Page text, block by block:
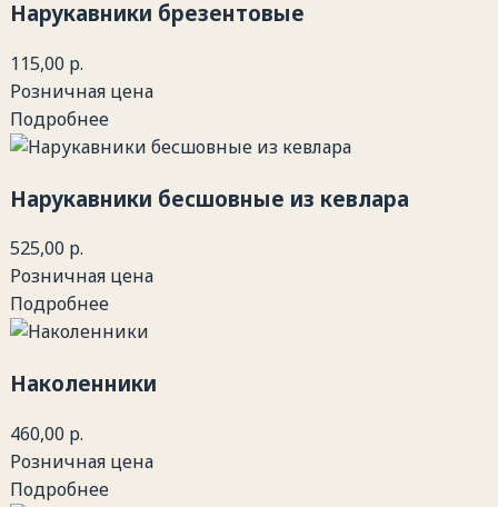
Нарукавники брезентовые
115,00 р.
Розничная цена
Подробнее
Нарукавники бесшовные из кевлара
525,00 р.
Розничная цена
Подробнее
Наколенники
460,00 р.
Розничная цена
Подробнее